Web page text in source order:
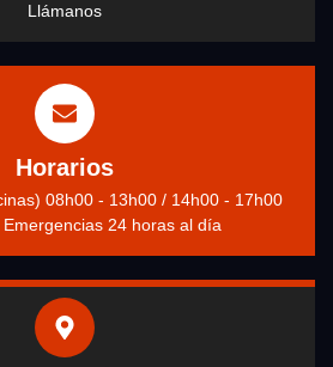
Llámanos
Horarios
08h00 - 13h00 / 14h00 - 17h00
24 horas al día